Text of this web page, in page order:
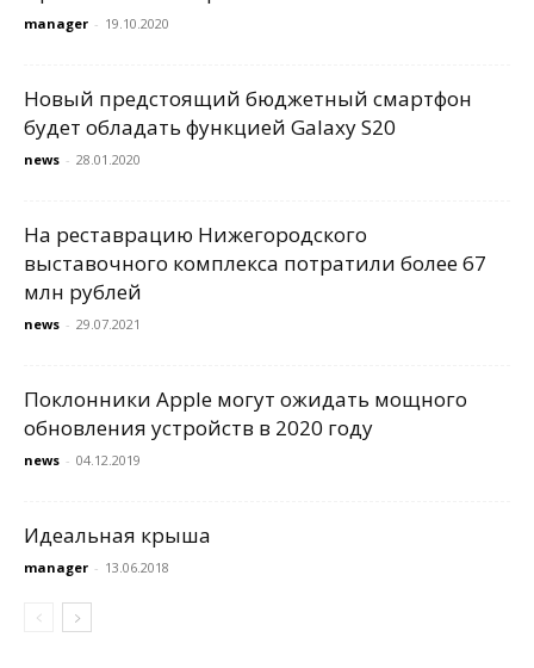
manager - 19.10.2020
Новый предстоящий бюджетный смартфон
будет обладать функцией Galaxy S20
news - 28.01.2020
На реставрацию Нижегородского
выставочного комплекса потратили более 67
млн рублей
news - 29.07.2021
Поклонники Apple могут ожидать мощного
обновления устройств в 2020 году
news - 04.12.2019
Идеальная крыша
manager - 13.06.2018